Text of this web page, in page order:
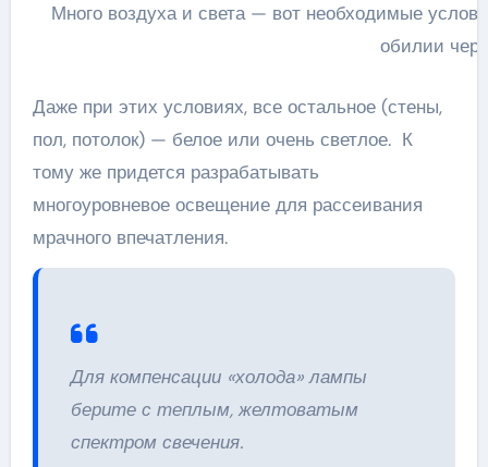
Много воздуха и света — вот необходимые
обилии
Даже при этих условиях, все остальное (стены,
пол, потолок) — белое или очень светлое. К
тому же придется разрабатывать
многоуровневое освещение для рассеивания
мрачного впечатления.
Для компенсации «холода» лампы
берите с теплым, желтоватым
спектром свечения.